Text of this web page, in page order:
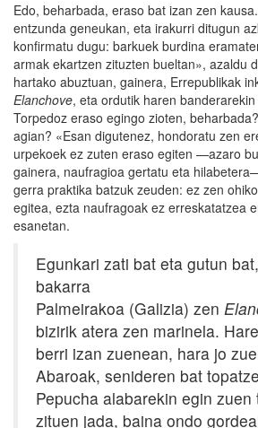
Edo, beharbada, eraso bat izan zen
entzunda geneukan, eta irakurri ditugun
konfirmatu dugu: barkuek burdina
armak ekartzen zituzten bueltan», azaldu
hartako abuztuan, gainera, Errepublikak
Elanchove, eta ordutik haren
Torpedoz eraso egingo zioten,
agian? «Esan digutenez, hondoratu zen
urpekoek ez zuten eraso egiten —azaro
gainera, naufragioa gertatu eta
gerra praktika batzuk zeuden: ez zen
egitea, ezta naufragoak ez erreskatatzea
esanetan.
Egunkari zati bat eta gutun
bakarra
Palmeirakoa (Galizia) zen
bizirik atera zen marinela.
berri izan zuenean, hara jo
Abaroak, senideren bat
Pepucha alabarekin egin
zituen jada, baina ondo